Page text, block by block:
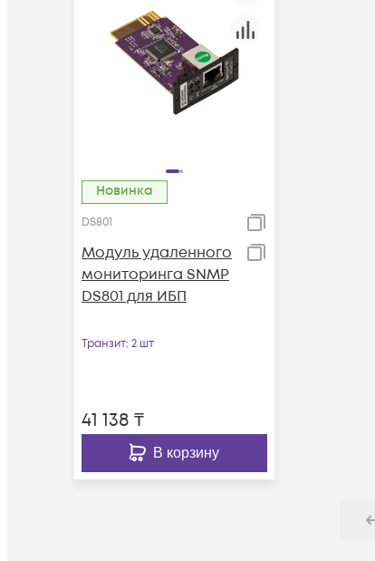
Новинка
DS801
Модуль удаленного
мониторинга SNMP
DS801 для ИБП
Транзит: 2 шт
41 138 ₸
В корзину